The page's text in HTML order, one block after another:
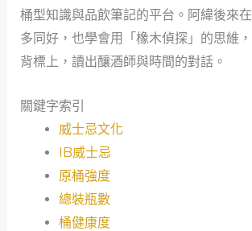
桶型知識與品飲筆記的平台。阿緯後來
多同好，也學會用「橡木偵探」的思維
背標上，讀出釀酒師與時間的對話。
關鍵字索引
威士忌文化
IB威士忌
原桶強度
總裝瓶數
桶健康度